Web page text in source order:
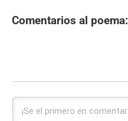
Comentarios al poema: